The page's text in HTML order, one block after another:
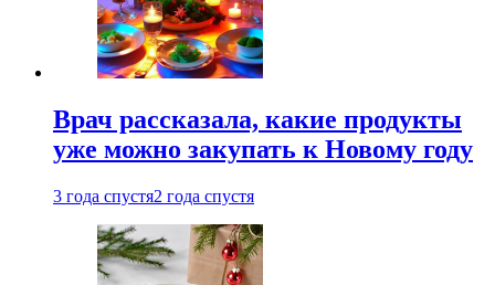
Врач рассказала, какие продукты
уже можно закупать к Новому году
3 года спустя2 года спустя